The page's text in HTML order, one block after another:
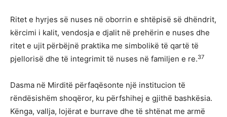
Ritet e hyrjes së nuses në oborrin e shtëpisë së dhëndrit,
kërcimi i kalit, vendosja e djalit në prehërin e nuses dhe
ritet e ujit përbëjnë praktika me simbolikë të qartë të
pjellorisë dhe të integrimit të nuses në familjen e re.37
Dasma në Mirditë përfaqësonte një institucion të
rëndësishëm shoqëror, ku përfshihej e gjithë bashkësia.
Kënga, vallja, lojërat e burrave dhe të shtënat me armë